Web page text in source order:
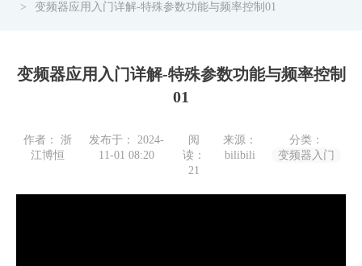
变频器应用入门详解-特殊参数功能与频率控制01
变频器应用入门详解-特殊参数功能与频率控制
01
作者： 浙
江博恒
发布于： 2024-
11-01 08:20
阅
读：
21
来源：
bilibili
分类：
变频器入门